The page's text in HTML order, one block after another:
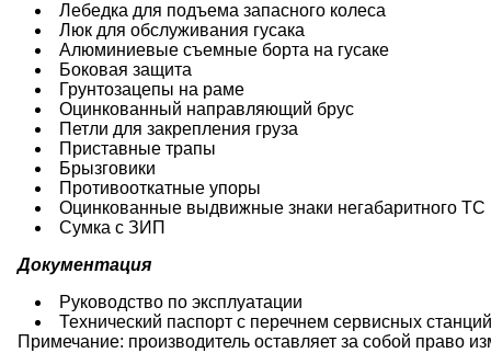
Лебедка для подъема запасного колеса
Люк для обслуживания гусака
Алюминиевые съемные борта на гусаке
Боковая защита
Грунтозацепы на раме
Оцинкованный направляющий брус
Петли для закрепления груза
Приставные трапы
Брызговики
Противооткатные упоры
Оцинкованные выдвижные знаки негабаритного ТС
Сумка с ЗИП
Документация
Руководство по эксплуатации
Технический паспорт с перечнем сервисных
Примечание: производитель оставляет за собой право